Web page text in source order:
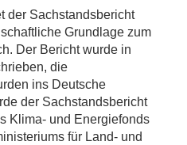
der Sachstandsbericht
Grundlage zum
Der Bericht wurde in
die
ins Deutsche
der Sachstandsbericht
Klima- und Energiefonds
für Land- und